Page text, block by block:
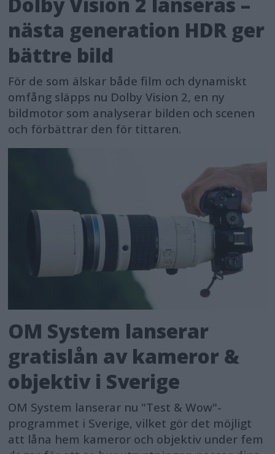
nästa generation HDR ger
bättre bild
För de som älskar både film och dynamiskt
omfång släpps nu Dolby Vision 2, en ny
bildmotor som analyserar bilden och scenen
och förbättrar den för tittaren.
OM System lanserar
gratislån av kameror &
objektiv i Sverige
OM System lanserar nu "Test & Wow"-
programmet i Sverige, vilket gör det möjligt
att låna hem kameror och objektiv under fem